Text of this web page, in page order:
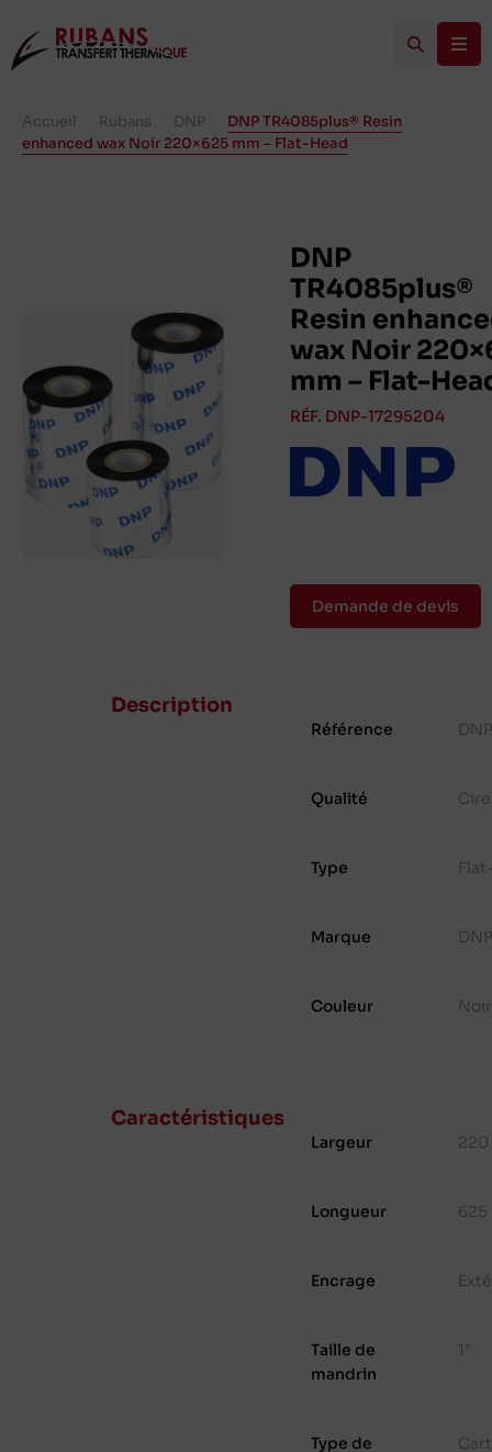
Accueil Rubans DNP
DNP TR4085plus® Resin
enhanced wax Noir 220×625 mm – Flat-Head
DNP
TR4085plus®
Resin
wax Noir
mm – Flat-
RÉF. DNP-17295204
Demande de devis
Description
Référence
Qualité Cire
Type
Marque
Couleur Noir
Caractéristiques
Largeur 220
Longueur 625
Encrage
Taille de
mandrin
1"
Type de